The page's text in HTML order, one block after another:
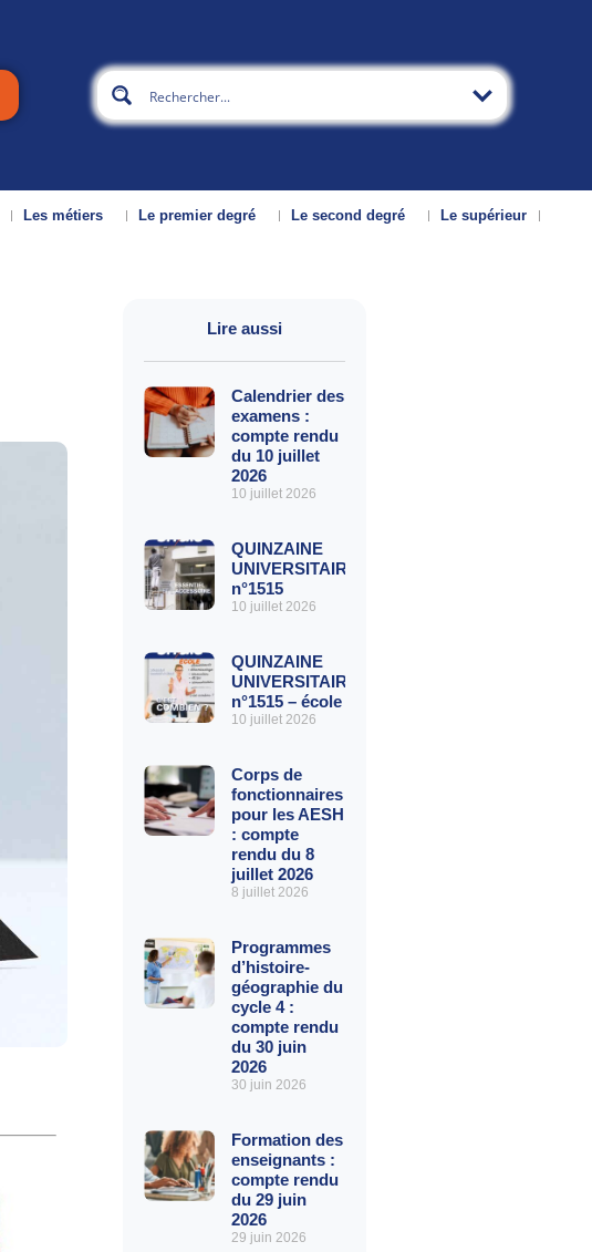
Les métiers Le premier degré Le second degré
Le supérieur
Lire aussi
Calendrier des
examens :
compte rendu
du 10 juillet
2026
10 juillet 2026
QUINZAINE
UNIVERSITAIRE
n°1515
10 juillet 2026
QUINZAINE
UNIVERSITAIRE
n°1515 – école
10 juillet 2026
Corps de
fonctionnaires
pour les AESH
: compte
rendu du 8
juillet 2026
8 juillet 2026
Programmes
d’histoire-
géographie du
cycle 4 :
compte rendu
du 30 juin
2026
30 juin 2026
Formation des
enseignants :
compte rendu
du 29 juin
2026
29 juin 2026